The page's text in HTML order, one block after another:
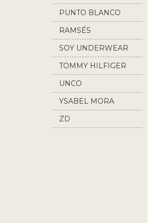
PUNTO BLANCO
RAMSÉS
SOY UNDERWEAR
TOMMY HILFIGER
UNCO
YSABEL MORA
ZD